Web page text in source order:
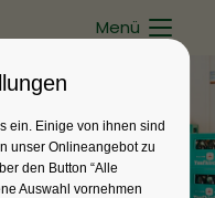
Menü
ein. Einige von ihnen sind
unser Onlineangebot zu
den Button “Alle
Auswahl vornehmen